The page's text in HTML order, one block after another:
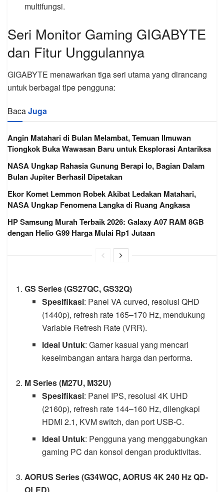
multifungsi.
Seri Monitor Gaming GIGABYTE
dan Fitur Unggulannya
GIGABYTE menawarkan tiga seri utama yang dirancang
untuk berbagai tipe pengguna:
BacaJuga
Angin Matahari di Bulan Melambat, Temuan Ilmuwan
Tiongkok Buka Wawasan Baru untuk Eksplorasi Antariksa
NASA Ungkap Rahasia Gunung Berapi Io, Bagian Dalam
Bulan Jupiter Berhasil Dipetakan
Ekor Komet Lemmon Robek Akibat Ledakan Matahari,
NASA Ungkap Fenomena Langka di Ruang Angkasa
HP Samsung Murah Terbaik 2026: Galaxy A07 RAM 8GB
dengan Helio G99 Harga Mulai Rp1 Jutaan
GS Series (GS27QC, GS32Q)
Spesifikasi: Panel VA curved, resolusi QHD
(1440p), refresh rate 165–170 Hz, mendukung
Variable Refresh Rate (VRR).
Ideal Untuk: Gamer kasual yang mencari
keseimbangan antara harga dan performa.
M Series (M27U, M32U)
Spesifikasi: Panel IPS, resolusi 4K UHD
(2160p), refresh rate 144–160 Hz, dilengkapi
HDMI 2.1, KVM switch, dan port USB-C.
Ideal Untuk: Pengguna yang menggabungkan
gaming PC dan konsol dengan produktivitas.
AORUS Series (G34WQC, AORUS 4K 240 Hz QD-
OLED)